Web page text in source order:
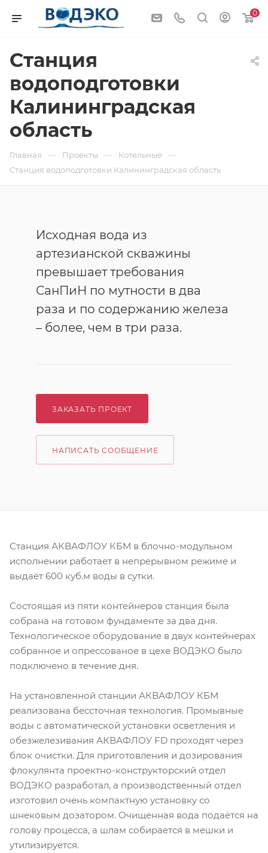
0
Станция
водоподготовки
Калининградская
область
Главная — Проекты — Котельные —
Станция водоподготовки Калининградская область
Исходная вода из
артезианской скважины
превышает требования
СанПиН по мутности в два
раза и по содержанию железа
– более, чем в три раза.
ЗАКАЗАТЬ ПРОЕКТ
НАПИСАТЬ СООБЩЕНИЕ
Станция АКВАФЛОУ КБМ в блочно-модульном
исполнении работает в непрерывном режиме и
выдаёт 600 куб.м воды в сутки.
Состоящая из пяти контейнеров станция была
собрана на готовом фундаменте за два дня.
Технологическое оборудование в двух контейнерах
собранное и опрессованое в цехе ВОДЭКО было
подключено в течение дня.
На установленной станции АКВАФЛОУ КБМ
реализована бессточная технология. Промывные
воды с автоматической установки осветления и
обезжелезивания АКВАФЛОУ FD проходят через
блок очистки. Для приготовления и дозирования
флокулянта проектно-конструкторский отдел
ВОДЭКО разработал, а производственный отдел
изготовил очень компактную установку со
шнековым дозатором. Очищенная вода подаётся на
голову процесса, а шлам собирается в мешки и
утилизируется.